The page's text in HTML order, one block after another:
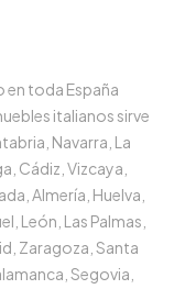
en toda España
italianos sirve
Navarra, La
Cádiz, Vizcaya,
Almería, Huelva,
León, Las Palmas,
Zaragoza, Santa
Segovia,